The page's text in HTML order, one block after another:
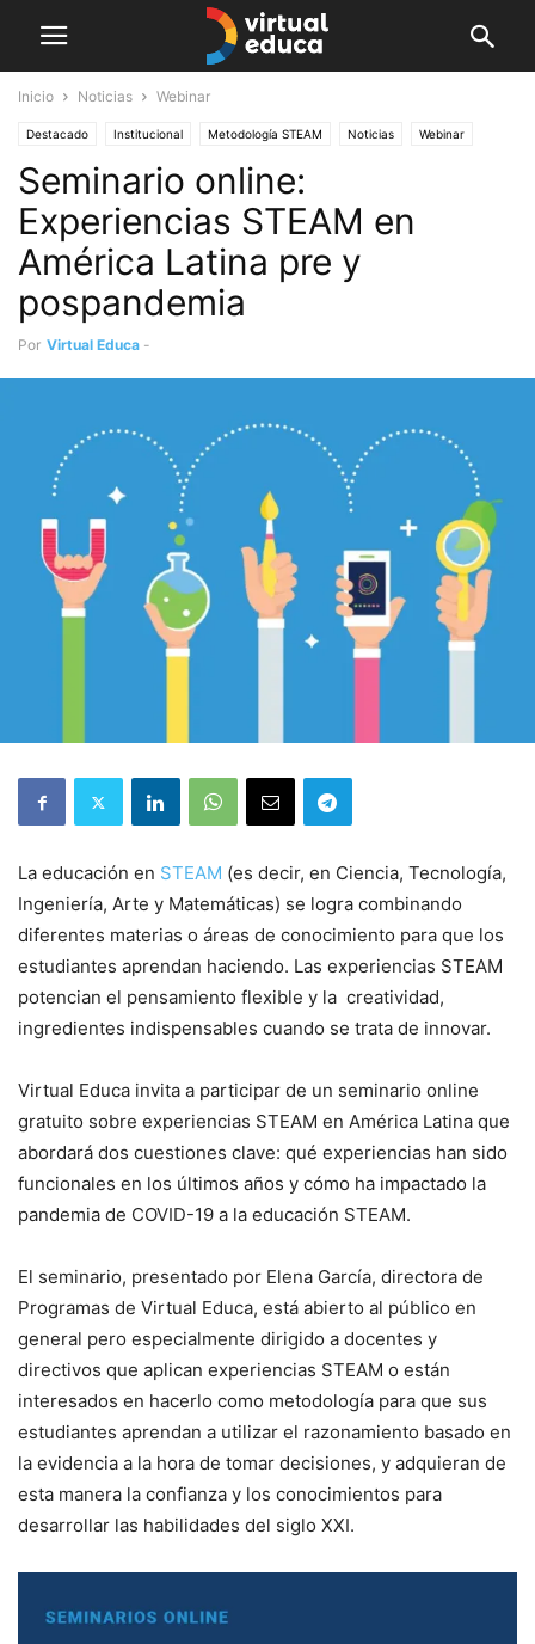
Inicio Noticias Webinar
Destacado Institucional Metodología STEAM Noticias Webinar
Seminario online:
Experiencias STEAM en
América Latina pre y
pospandemia
Por Virtual Educa -
La educación en STEAM (es decir, en Ciencia, Tecnología,
Ingeniería, Arte y Matemáticas) se logra combinando
diferentes materias o áreas de conocimiento para que los
estudiantes aprendan haciendo. Las experiencias STEAM
potencian el pensamiento flexible y la creatividad,
ingredientes indispensables cuando se trata de innovar.
Virtual Educa invita a participar de un seminario online
gratuito sobre experiencias STEAM en América Latina que
abordará dos cuestiones clave: qué experiencias han sido
funcionales en los últimos años y cómo ha impactado la
pandemia de COVID-19 a la educación STEAM.
El seminario, presentado por Elena García, directora de
Programas de Virtual Educa, está abierto al público en
general pero especialmente dirigido a docentes y
directivos que aplican experiencias STEAM o están
interesados en hacerlo como metodología para que sus
estudiantes aprendan a utilizar el razonamiento basado en
la evidencia a la hora de tomar decisiones, y adquieran de
esta manera la confianza y los conocimientos para
desarrollar las habilidades del siglo XXI.